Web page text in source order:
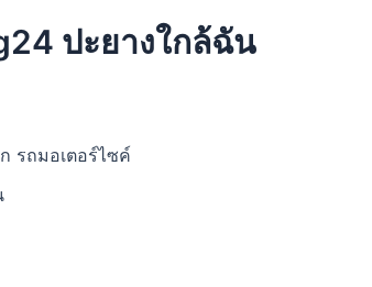
ปะยางใกล้ฉัน
รถมอเตอร์ไซค์